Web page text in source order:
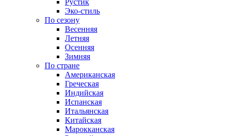
Рустик
Эко-стиль
По сезону
Весенняя
Летняя
Осенняя
Зимняя
По стране
Американская
Греческая
Индийская
Испанская
Итальянская
Китайская
Марокканская